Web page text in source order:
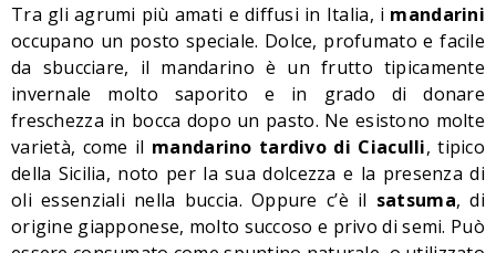
Tra gli agrumi più amati e diffusi in Italia, i mandarini
occupano un posto speciale. Dolce, profumato e facile
da sbucciare, il mandarino è un frutto tipicamente
invernale molto saporito e in grado di donare
freschezza in bocca dopo un pasto. Ne esistono molte
varietà, come il mandarino tardivo di Ciaculli, tipico
della Sicilia, noto per la sua dolcezza e la presenza di
oli essenziali nella buccia. Oppure c’è il satsuma, di
origine giapponese, molto succoso e privo di semi. Può